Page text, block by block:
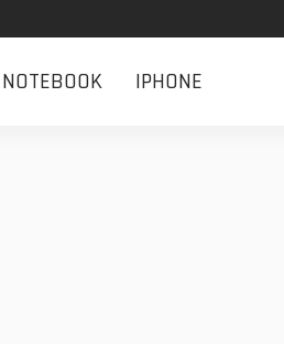
NOTEBOOK IPHONE